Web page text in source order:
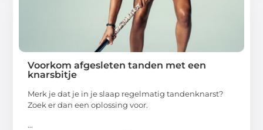
Voorkom afgesleten tanden met een
knarsbitje
Merk je dat je in je slaap regelmatig tandenknarst?
Zoek er dan een oplossing voor.
...